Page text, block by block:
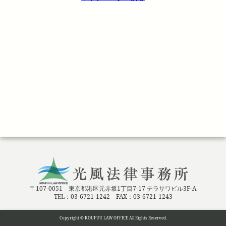
〒107-0051 東京都港区元赤坂1丁目7-17 テラサワビル3F-A
TEL：03-6721-1242 FAX：03-6721-1243
Copyright © KOUFUU LAW OFFICE All Rights Reserved.